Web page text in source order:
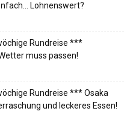
Lohnenswert?
Rundreise ***
muss passen!
Rundreise *** Osaka
und leckeres Essen!